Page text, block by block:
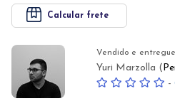
Calcular frete
Vendido e
Yuri Marzolla (
-